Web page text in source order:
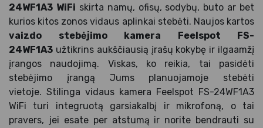
24WF1A3 WiFi skirta namų, ofisų, sodybų, buto ar bet
kurios kitos zonos vidaus aplinkai stebėti. Naujos kartos
vaizdo stebėjimo kamera Feelspot FS-
24WF1A3 užtikrins aukščiausią įrašų kokybę ir ilgaamžį
įrangos naudojimą. Viskas, ko reikia, tai pasidėti
stebėjimo įrangą Jums planuojamoje stebėti
vietoje. Stilinga vidaus kamera Feelspot FS-24WF1A3
WiFi turi integruotą garsiakalbį ir mikrofoną, o tai
pravers, jei esate per atstumą ir norite bendrauti su